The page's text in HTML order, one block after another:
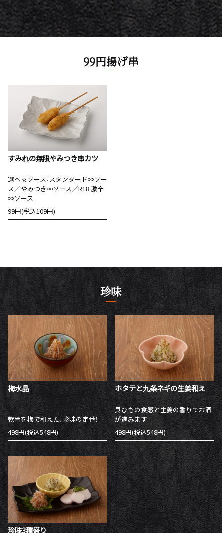
99円揚げ串
すみれの無限やみつき串カツ
選べるソース：スタンダード∞ソー
ス／やみつき∞ソース／R18 激辛
∞ソース
99円(税込109円)
珍味
梅水晶
軟骨を梅で和えた、珍味の定番！
498円(税込548円)
ホタテと九条ネギの生姜和え
貝ひもの食感と生姜の香りでお酒
が進みます
498円(税込548円)
珍味3種盛り